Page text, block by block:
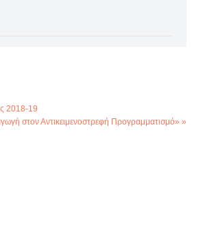
2018-19
στον Αντικειμενοστρεφή Προγραμματισμό» »